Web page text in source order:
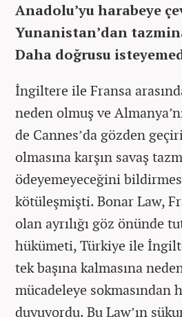
Anadolu’yu harabeye
Yunanistan’dan
Daha doğrusu
İngiltere ile Fransa
neden olmuş ve
de Cannes’da gözden
olmasına karşın savaş
ödeyemeyeceğini
kötüleşmişti. Bonar Law,
olan ayrılığı göz önünde
hükümeti, Türkiye ile
tek başına kalmasına
mücadeleye sokmasından
duyuyordu. Bu Law’ın